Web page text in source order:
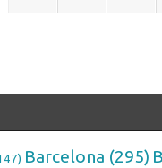
Barcelona (295)